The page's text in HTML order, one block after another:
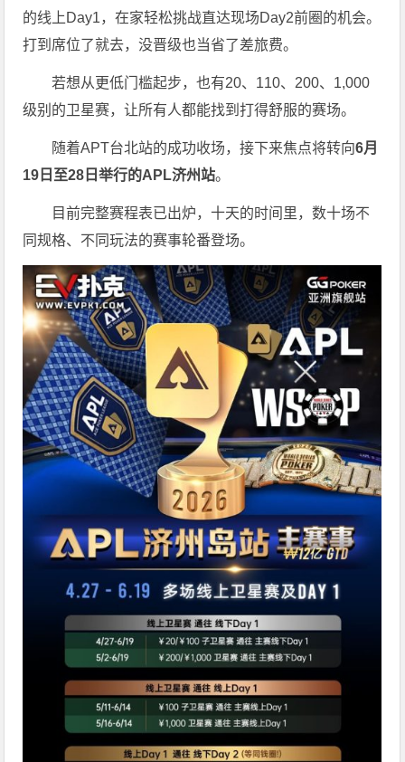
的线上Day1，在家轻松挑战直达现场Day2前圈的机会。
打到席位了就去，没晋级也当省了差旅费。
若想从更低门槛起步，也有20、110、200、1,000
级别的卫星赛，让所有人都能找到打得舒服的赛场。
随着APT台北站的成功收场，接下来焦点将转向6月
19 日至28 日举行的APL济州站。
目前完整赛程表已出炉，十天的时间里，数十场不
同规格、不同玩法的赛事轮番登场。